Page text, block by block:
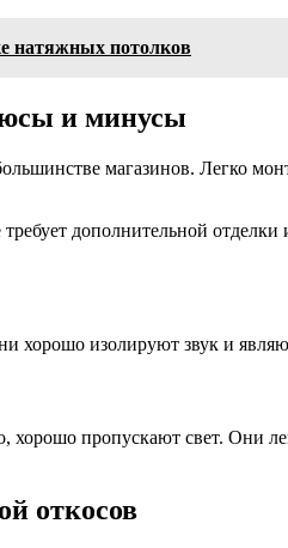
натяжных потолков
и минусы
магазинов. Легко
дополнительной
хорошо изолируют звук и
хорошо пропускают свет. Они
откосов